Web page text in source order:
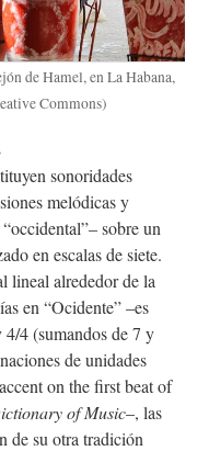
de Hamel, en La Habana,
Commons)
sonoridades
melódicas y
sobre un
en escalas de siete.
lineal alrededor de la
en “Ocidente” –es
4/4 (sumandos de 7 y
de unidades
on the first beat of
of Music–, las
de su otra tradición